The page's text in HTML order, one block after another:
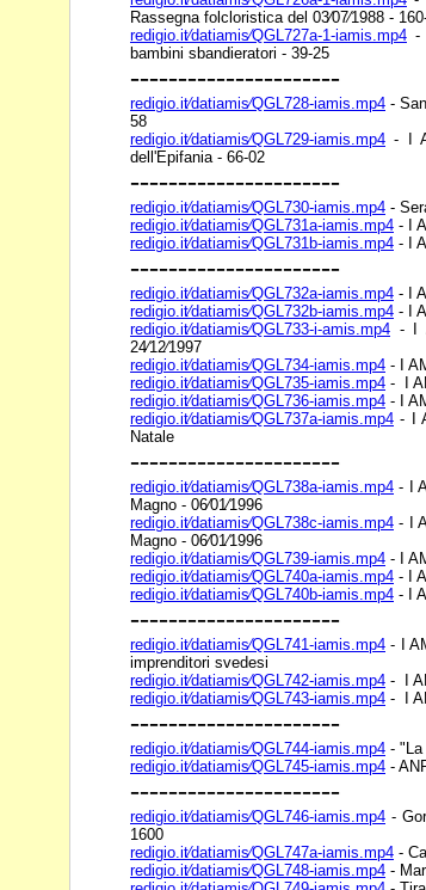
Rassegna folcloristica del 03⁄07⁄1988 -
redigio.it⁄datiamis⁄QGL727a-1-iamis.mp4 -
bambini sbandieratori - 39-25
----------------------
redigio.it⁄datiamis⁄QGL728-iamis.mp4 -
58
redigio.it⁄datiamis⁄QGL729-iamis.mp4 - I
dell'Epifania - 66-02
----------------------
redigio.it⁄datiamis⁄QGL730-iamis.mp4 -
redigio.it⁄datiamis⁄QGL731a-iamis.mp4 - I
redigio.it⁄datiamis⁄QGL731b-iamis.mp4 - I
----------------------
redigio.it⁄datiamis⁄QGL732a-iamis.mp4 - I
redigio.it⁄datiamis⁄QGL732b-iamis.mp4 - I
redigio.it⁄datiamis⁄QGL733-i-amis.mp4 - I
24⁄12⁄1997
redigio.it⁄datiamis⁄QGL734-iamis.mp4 - I
redigio.it⁄datiamis⁄QGL735-iamis.mp4 - I
redigio.it⁄datiamis⁄QGL736-iamis.mp4 - I
redigio.it⁄datiamis⁄QGL737a-iamis.mp4 - I
Natale
----------------------
redigio.it⁄datiamis⁄QGL738a-iamis.mp4 - I
Magno - 06⁄01⁄1996
redigio.it⁄datiamis⁄QGL738c-iamis.mp4 - I
Magno - 06⁄01⁄1996
redigio.it⁄datiamis⁄QGL739-iamis.mp4 - I
redigio.it⁄datiamis⁄QGL740a-iamis.mp4 - I
redigio.it⁄datiamis⁄QGL740b-iamis.mp4 - I
----------------------
redigio.it⁄datiamis⁄QGL741-iamis.mp4 - I
imprenditori svedesi
redigio.it⁄datiamis⁄QGL742-iamis.mp4 - I
redigio.it⁄datiamis⁄QGL743-iamis.mp4 - I
----------------------
redigio.it⁄datiamis⁄QGL744-iamis.mp4 - "La
redigio.it⁄datiamis⁄QGL745-iamis.mp4 -
----------------------
redigio.it⁄datiamis⁄QGL746-iamis.mp4 -
1600
redigio.it⁄datiamis⁄QGL747a-iamis.mp4 -
redigio.it⁄datiamis⁄QGL748-iamis.mp4 -